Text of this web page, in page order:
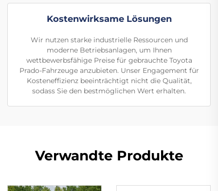
Kostenwirksame Lösungen
Wir nutzen starke industrielle Ressourcen und
moderne Betriebsanlagen, um Ihnen
wettbewerbsfähige Preise für gebrauchte Toyota
Prado-Fahrzeuge anzubieten. Unser Engagement für
Kosteneffizienz beeinträchtigt nicht die Qualität,
sodass Sie den bestmöglichen Wert erhalten.
Verwandte Produkte